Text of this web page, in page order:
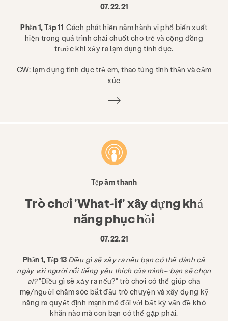
07.22.21
Phần 1, Tập 11 Cách phát hiện năm hành vi phổ biến xuất
hiện trong quá trình chải chuốt cho trẻ và cộng đồng
trước khi xảy ra lạm dụng tình dục.
CW: lạm dụng tình dục trẻ em, thao túng tinh thần và cảm
xúc
Tệp âm thanh
Trò chơi 'What-if' xây dựng khả
năng phục hồi
07.22.21
Phần 1, Tập 13 Điều gì sẽ xảy ra nếu bạn có thể dành cả
ngày với người nổi tiếng yêu thích của mình—bạn sẽ chọn
ai?"Điều gì sẽ xảy ra nếu?" trò chơi có thể giúp cha
mẹ/người chăm sóc bắt đầu trò chuyện và xây dựng kỹ
năng ra quyết định mạnh mẽ đối với bất kỳ vấn đề khó
khăn nào mà con bạn có thể gặp phải.